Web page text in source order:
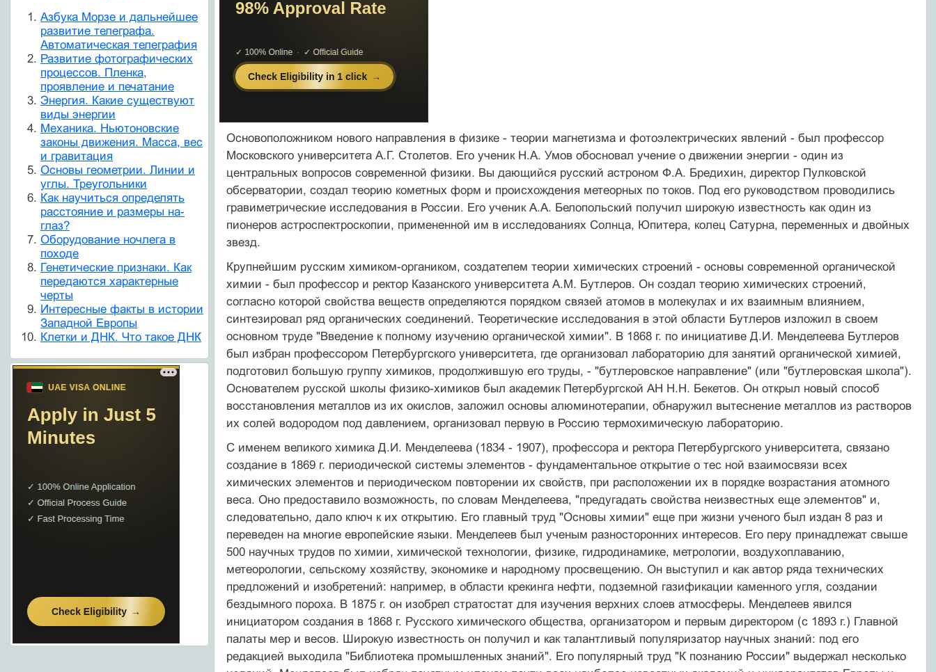
Основоположником нового направления в физике - теории магнетизма и фотоэлектрических явлений - был профессор
Московского университета А.Г. Столетов. Его ученик Н.А. Умов обосновал учение о движении энергии - один из
центральных вопросов современной физики. Вы дающийся русский астроном Ф.А. Бредихин, директор Пулковской
обсерватории, создал теорию кометных форм и происхождения метеорных по токов. Под его руководством проводились
гравиметрические исследования в России. Его ученик А.А. Белопольский получил широкую известность как один из
пионеров астроспектроскопии, примененной им в исследованиях Солнца, Юпитера, колец Сатурна, переменных и двойных
звезд.
Крупнейшим русским химиком-органиком, создателем теории химических строений - основы современной органической
химии - был профессор и ректор Казанского университета А.М. Бутлеров. Он создал теорию химических строений,
согласно которой свойства веществ определяются порядком связей атомов в молекулах и их взаимным влиянием,
синтезировал ряд органических соединений. Теоретические исследования в этой области Бутлеров изложил в своем
основном труде "Введение к полному изучению органической химии". В 1868 г. по инициативе Д.И. Менделеева Бутлеров
был избран профессором Петербургского университета, где организовал лабораторию для занятий органической химией,
подготовил большую группу химиков, продолжившую его труды, - "бутлеровское направление" (или "бутлеровская школа").
Основателем русской школы физико-химиков был академик Петербургской АН Н.Н. Бекетов. Он открыл новый способ
восстановления металлов из их окислов, заложил основы алюминотерапии, обнаружил вытеснение металлов из растворов
их солей водородом под давлением, организовал первую в Россию термохимическую лабораторию.
С именем великого химика Д.И. Менделеева (1834 - 1907), профессора и ректора Петербургского университета, связано
создание в 1869 г. периодической системы элементов - фундаментальное открытие о тес ной взаимосвязи всех
химических элементов и периодическом повторении их свойств, при расположении их в порядке возрастания атомного
веса. Оно предоставило возможность, по словам Менделеева, "предугадать свойства неизвестных еще элементов" и,
следовательно, дало ключ к их открытию. Его главный труд "Основы химии" еще при жизни ученого был издан 8 раз и
переведен на многие европейские языки. Менделеев был ученым разносторонних интересов. Его перу принадлежат свыше
500 научных трудов по химии, химической технологии, физике, гидродинамике, метрологии, воздухоплаванию,
метеорологии, сельскому хозяйству, экономике и народному просвещению. Он выступил и как автор ряда технических
предложений и изобретений: например, в области крекинга нефти, подземной газификации каменного угля, создании
бездымного пороха. В 1875 г. он изобрел стратостат для изучения верхних слоев атмосферы. Менделеев явился
инициатором создания в 1868 г. Русского химического общества, организатором и первым директором (с 1893 г.) Главной
палаты мер и весов. Широкую известность он получил и как талантливый популяризатор научных знаний: под его
редакцией выходила "Библиотека промышленных знаний". Его популярный труд "К познанию России" выдержал несколько
Азбука Морзе и дальнейшее
развитие телеграфа.
Автоматическая телеграфия
Развитие фотографических
процессов. Пленка,
проявление и печатание
Энергия. Какие существуют
виды энергии
Механика. Ньютоновские
законы движения. Масса, вес
и гравитация
Основы геометрии. Линии и
углы. Треугольники
Как научиться определять
расстояние и размеры на-
глаз?
Оборудование ночлега в
походе
Генетические признаки. Как
передаются характерные
черты
Интересные факты в истории
Западной Европы
Клетки и ДНК. Что такое ДНК